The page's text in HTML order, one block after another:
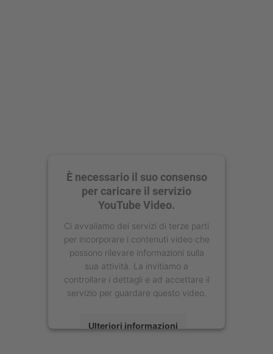
È necessario il suo consenso
per caricare il servizio
YouTube Video.
Ci avvaliamo dei servizi di terze parti
per incorporare i contenuti video che
possono rilevare informazioni sulla
sua attività. La invitiamo a
controllare i dettagli e ad accettare il
servizio per guardare questo video.
Ulteriori informazioni